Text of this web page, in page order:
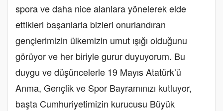
spora ve daha nice alanlara yönelerek elde
ettikleri başarılarla bizleri onurlandıran
gençlerimizin ülkemizin umut ışığı olduğunu
görüyor ve her biriyle gurur duyuyorum. Bu
duygu ve düşüncelerle 19 Mayıs Atatürk’ü
Anma, Gençlik ve Spor Bayramınızı kutluyor,
başta Cumhuriyetimizin kurucusu Büyük